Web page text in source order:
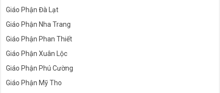
Giáo Phận Đà Lạt
Giáo Phận Nha Trang
Giáo Phận Phan Thiết
Giáo Phận Xuân Lộc
Giáo Phận Phú Cường
Giáo Phận Mỹ Tho